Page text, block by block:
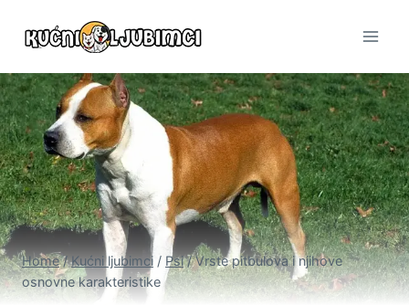
Home / Kućni ljubimci / Psi / Vrste pitbulova i njihove
osnovne karakteristike